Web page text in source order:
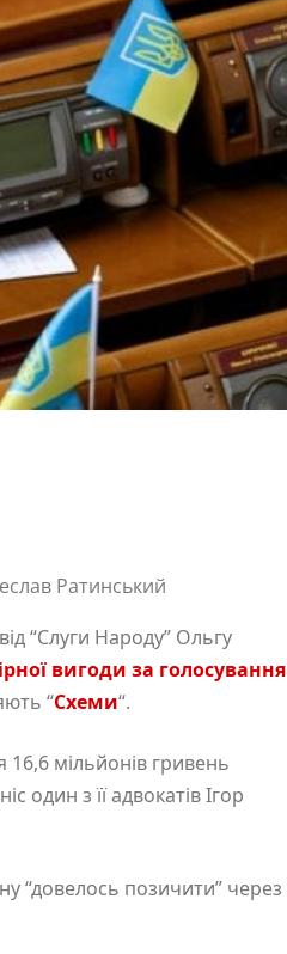
Ратинський
“Слуги Народу” Ольгу
вигоди за голосування
“Схеми“.
мільйонів гривень
з її адвокатів Ігор
“довелось позичити” через